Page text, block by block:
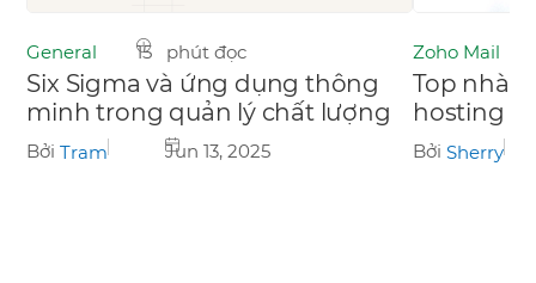
General 15 phút đọc
Six Sigma và ứng dụng thông
minh trong quản lý chất lượng
BởiTram Jun 13, 2025
Zoho Mail
Top nhà
hosting
Bởi Sherry